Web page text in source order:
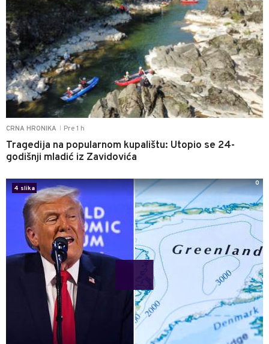
CRNA HRONIKA Pre 1 h
Tragedija na popularnom kupalištu: Utopio se 24-
godišnji mladić iz Zavidovića
4 slika
0